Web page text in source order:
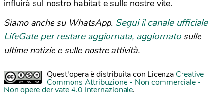
influirà sul nostro habitat e sulle nostre vite.
Siamo anche su WhatsApp. Segui il canale ufficiale
LifeGate per restare aggiornata, aggiornato sulle
ultime notizie e sulle nostre attività.
Quest'opera è distribuita con Licenza Creative
Commons Attribuzione - Non commerciale -
Non opere derivate 4.0 Internazionale.